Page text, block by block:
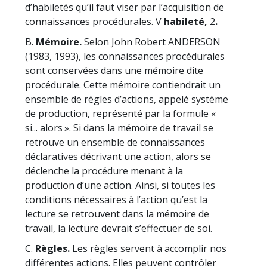
d’habiletés qu’il faut viser par l’acquisition de
connaissances procédurales. V habileté, 2.
B. Mémoire.Selon John Robert ANDERSON
(1983, 1993), les connaissances procédurales
sont conservées dans une mémoire dite
procédurale. Cette mémoire contiendrait un
ensemble de règles d’actions, appelé système
de production, représenté par la formule «
si... alors ». Si dans la mémoire de travail se
retrouve un ensemble de connaissances
déclaratives décrivant une action, alors se
déclenche la procédure menant à la
production d’une action. Ainsi, si toutes les
conditions nécessaires à l’action qu’est la
lecture se retrouvent dans la mémoire de
travail, la lecture devrait s’effectuer de soi.
C. Règles. Les règles servent à accomplir nos
différentes actions. Elles peuvent contrôler